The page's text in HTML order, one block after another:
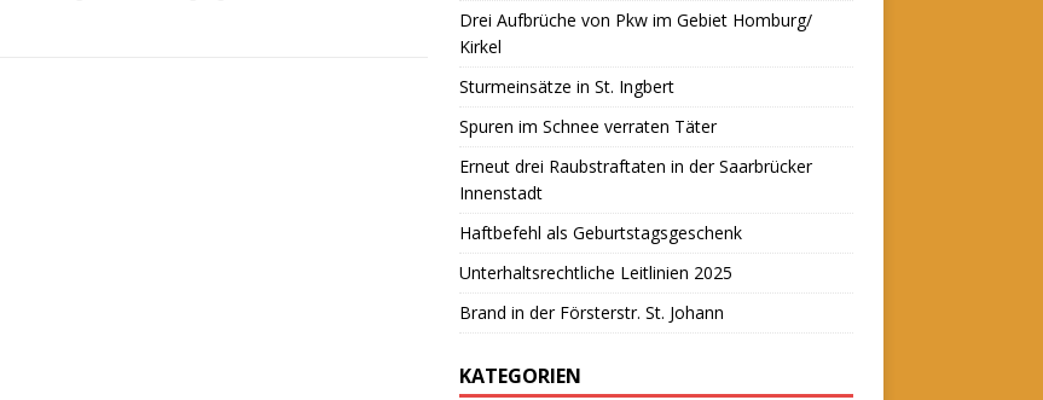
Drei Aufbrüche von Pkw im Gebiet Homburg/
Kirkel
Sturmeinsätze in St. Ingbert
Spuren im Schnee verraten Täter
Erneut drei Raubstraftaten in der Saarbrücker
Innenstadt
Haftbefehl als Geburtstagsgeschenk
Unterhaltsrechtliche Leitlinien 2025
Brand in der Försterstr. St. Johann
KATEGORIEN